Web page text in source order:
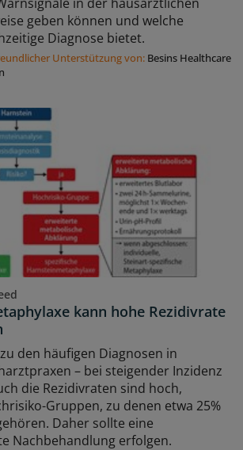
geben können und welche
Diagnose bietet.
Unterstützung von: Besins Healthcare
kann hohe Rezidivrate
den häufigen Diagnosen in
– bei steigender Inzidenz
die Rezidivraten sind hoch,
Gruppen, zu denen etwa 25%
Daher sollte eine
Nachbehandlung erfolgen.